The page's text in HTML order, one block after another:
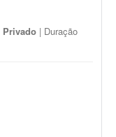
Privado | Duração